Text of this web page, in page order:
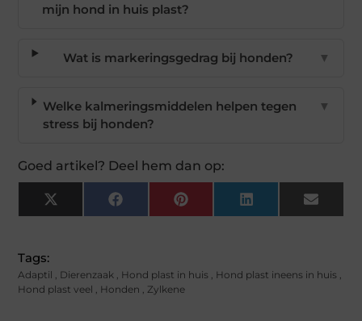
mijn hond in huis plast?
Wat is markeringsgedrag bij honden? ▼
Welke kalmeringsmiddelen helpen tegen
stress bij honden?
▼
Goed artikel? Deel hem dan op:
X
(Twitter)
FacebookPinterest LinkedIn Email
Tags:
Adaptil , Dierenzaak , Hond plast in huis , Hond plast ineens in huis ,
Hond plast veel , Honden , Zylkene